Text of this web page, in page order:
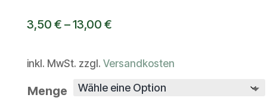
3,50 € –13,00 €
inkl. MwSt. zzgl. Versandkosten
Menge